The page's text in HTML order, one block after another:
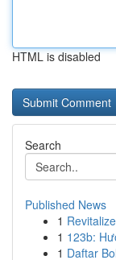
HTML is disabled
Search
Published News
1
1 123b:
1 Daftar